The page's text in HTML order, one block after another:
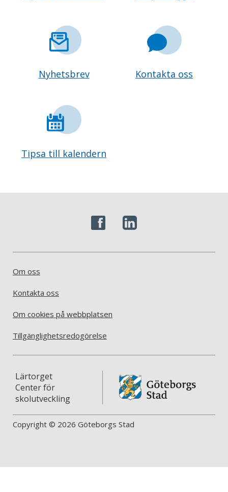
Nyhetsbrev Kontakta oss
Tipsa till kalendern
Om oss
Kontakta oss
Om cookies på webbplatsen
Tillgänglighetsredogörelse
Lärtorget
Center för
skolutveckling
Copyright © 2026 Göteborgs Stad